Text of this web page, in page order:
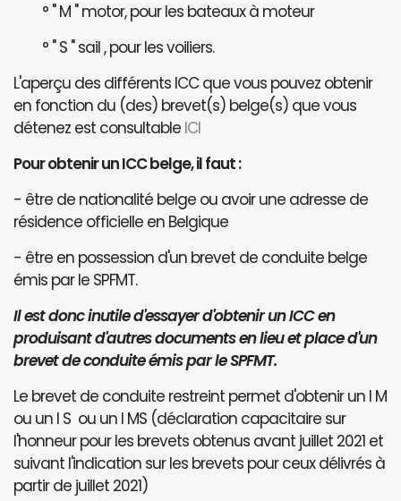
° " M " motor, pour les bateaux à moteur
° " S " sail , pour les voiliers.
L'aperçu des différents ICC que vous pouvez obtenir
en fonction du (des) brevet(s) belge(s) que vous
détenez est consultable ICI
Pour obtenir un ICC belge, il faut :
- être de nationalité belge ou avoir une adresse de
résidence officielle en Belgique
- être en possession d'un brevet de conduite belge
émis par le SPFMT.
Il est donc inutile d'essayer d'obtenir un ICC en
produisant d'autres documents en lieu et place d'un
brevet de conduite émis par le SPFMT.
Le brevet de conduite restreint permet d'obtenir un I M
ou un I S ou un I MS (déclaration capacitaire sur
l'honneur pour les brevets obtenus avant juillet 2021 et
suivant l'indication sur les brevets pour ceux délivrés à
partir de juillet 2021)